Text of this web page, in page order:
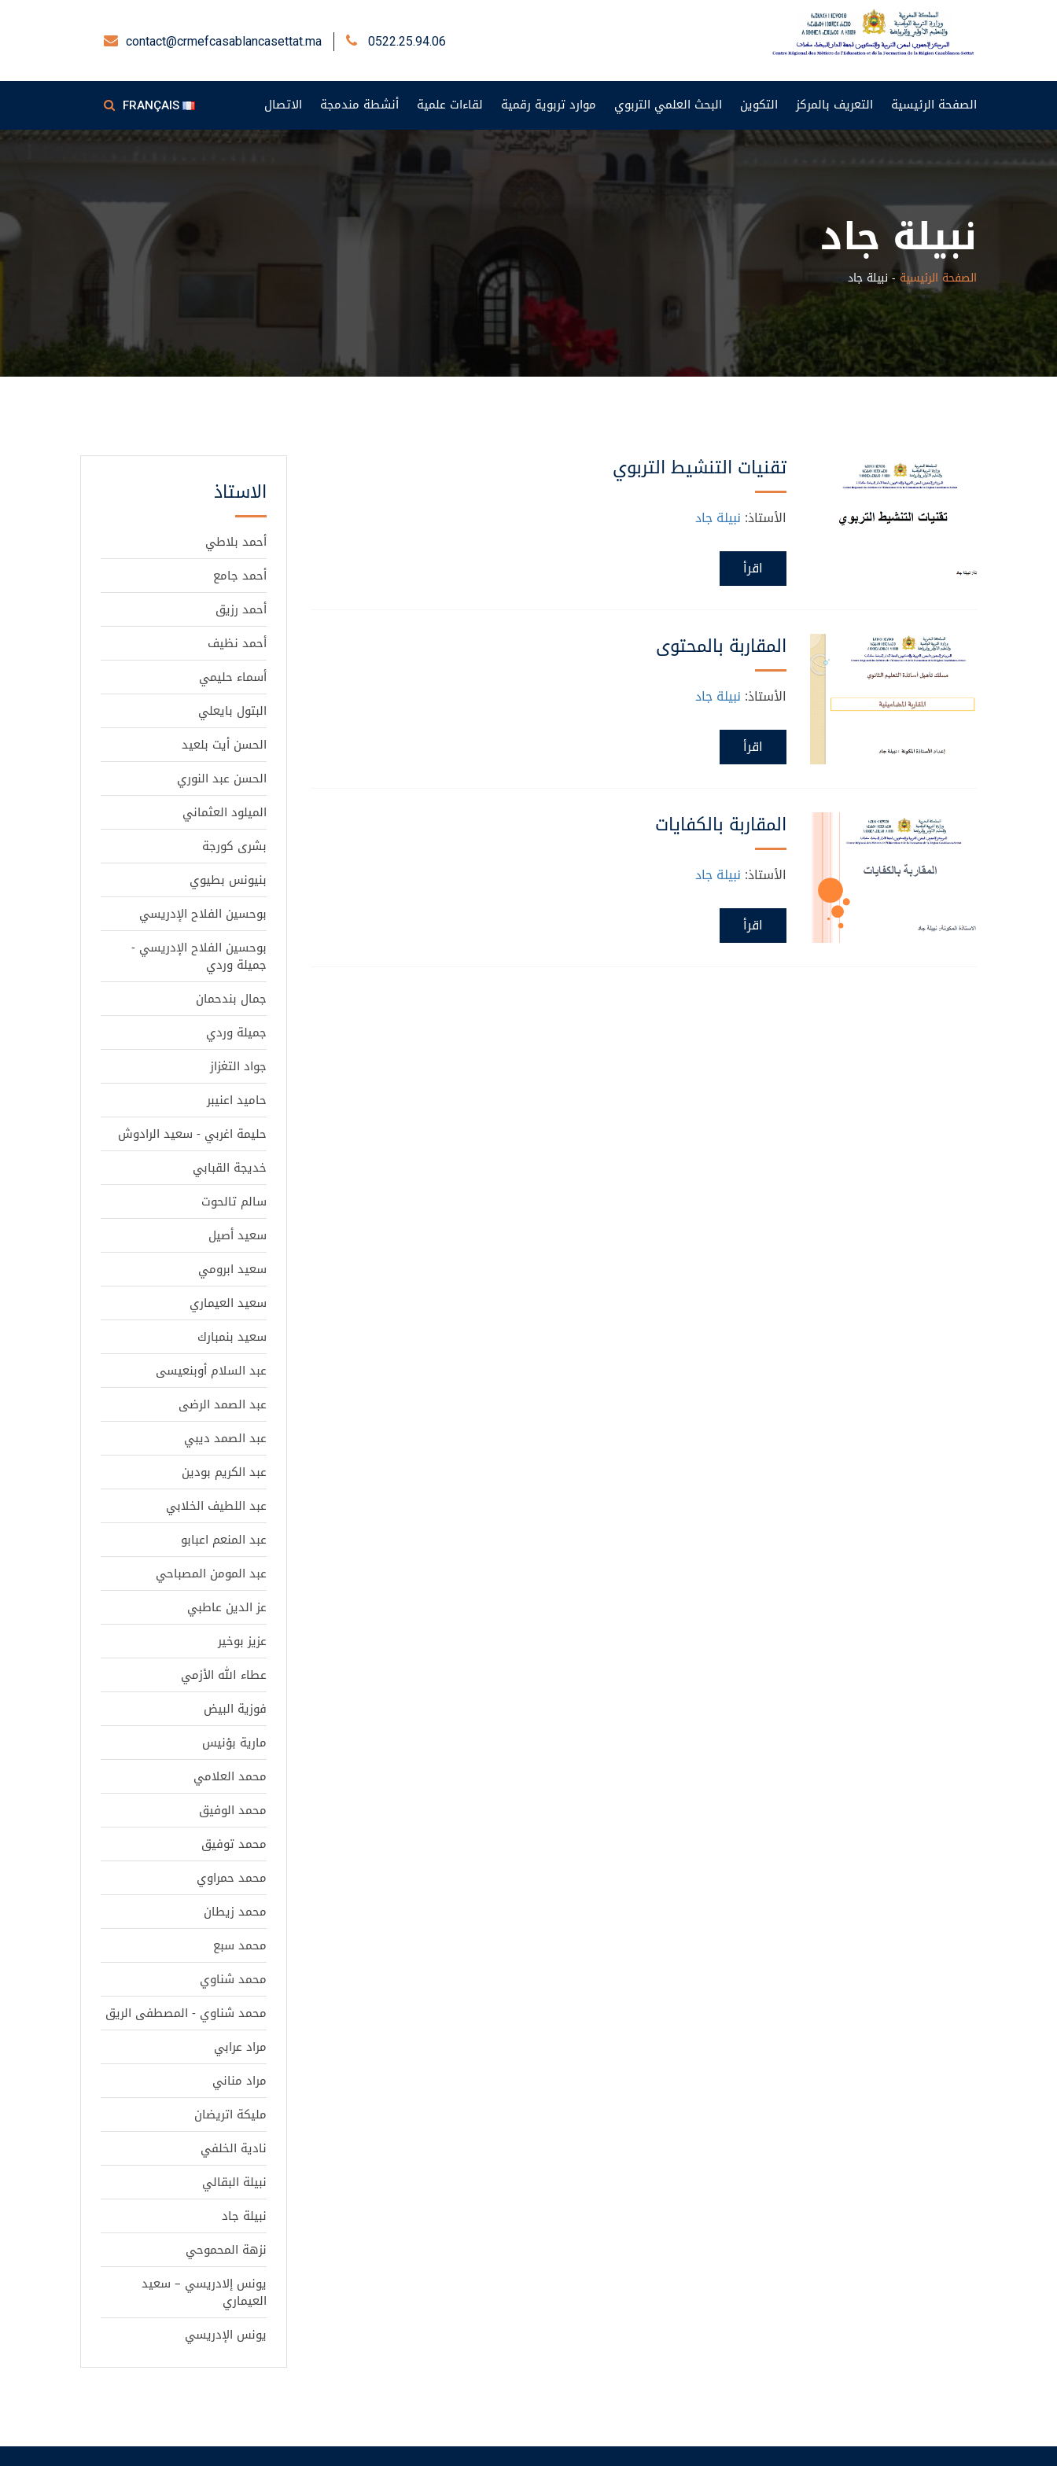
CRMEF
Casablanca-
Settat
0522.25.94.06
contact@crmefcasablancasettat.ma
الصفحة الرئيسية التعريف بالمركز التكوين البحث العلمي التربوي موارد تربوية رقمية لقاءات علمية أنشطة مندمجة الاتصال FRANÇAIS
نبيلة جاد
الصفحة الرئيسية -نبيلة جاد
تقنيات التنشيط التربوي
الأستاذ: نبيلة جاد
اقرأ
المقاربة بالمحتوى
الأستاذ: نبيلة جاد
اقرأ
المقاربة بالكفايات
الأستاذ: نبيلة جاد
اقرأ
الاستاذ
أحمد بلاطي
أحمد جامع
أحمد رزيق
أحمد نظيف
أسماء حليمي
البتول بايعلي
الحسن أيت بلعيد
الحسن عبد النوري
الميلود العثماني
بشرى كورجة
بنيونس بطيوي
بوحسين الفلاح الإدريسي
بوحسين الفلاح الإدريسي -
جميلة وردي
جمال بندحمان
جميلة وردي
جواد التغزاز
حاميد اعنيبر
حليمة اغربي - سعيد الرادوش
خديجة القبابي
سالم تالحوت
سعيد أصيل
سعيد ابرومي
سعيد العيماري
سعيد بنمبارك
عبد السلام أوبنعيسى
عبد الصمد الرضى
عبد الصمد ديبي
عبد الكريم بودين
عبد اللطيف الخلابي
عبد المنعم اعبابو
عبد المومن المصباحي
عز الدين عاطبي
عزيز بوخير
عطاء الله الأزمي
فوزية البيض
مارية بؤنيس
محمد العلامي
محمد الوفيق
محمد توفيق
محمد حمراوي
محمد زيطان
محمد سبع
محمد شناوي
محمد شناوي - المصطفى الريق
مراد عرابي
مراد مناني
مليكة اتريضان
نادية الخلفي
نبيلة البقالي
نبيلة جاد
نزهة المحموحي
يونس إلادريسي – سعيد
العيماري
يونس الإدريسي